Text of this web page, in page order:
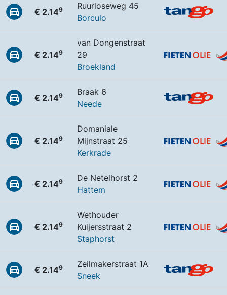
€ 2.149
Ruurloseweg 45
Borculo
€ 2.149
van Dongenstraat
29
Broekland
€ 2.149
Braak 6
Neede
€ 2.149
Domaniale
Mijnstraat 25
Kerkrade
€ 2.149
De Netelhorst 2
Hattem
€ 2.149
Wethouder
Kuijersstraat 2
Staphorst
€ 2.149
Zeilmakerstraat 1A
Sneek